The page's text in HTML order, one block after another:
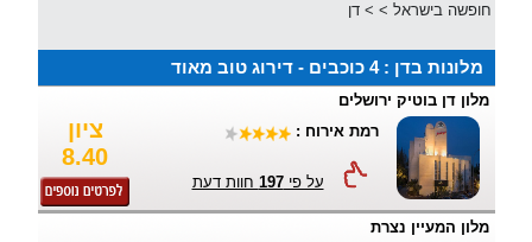
חופשה בישראל >
> דן
מלונות בדן : 4 כוכבים - דירוג טוב מאוד
מלון דן בוטיק ירושלים
ציון
8.40
רמת אירוח :
על פי197 חוות דעת
מלון המעיין נצרת